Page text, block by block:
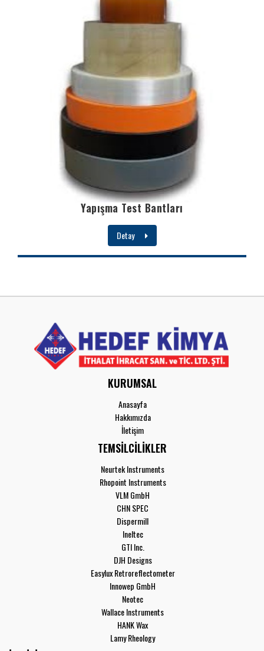
Yapışma Test Bantları
Detay
KURUMSAL
Anasayfa
Hakkımızda
İletişim
TEMSİLCİLİKLER
Neurtek Instruments
Rhopoint Instruments
VLM GmbH
CHN SPEC
Dispermill
Ineltec
GTI Inc.
DJH Designs
Easylux Retroreflectometer
Innowep GmbH
Neotec
Wallace Instruments
HANK Wax
Lamy Rheology